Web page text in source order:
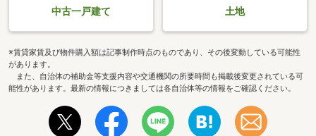
中古一戸建て 土地
※賃貸家賃及び物件購入額は記事制作時点のものであり、その後変動している可能性
があります。
また、自治体の補助金等支援内容や交通機関の所要時間も掲載後変更されている可
能性があります。最新の情報につきましては各自治体等の情報をご確認ください。